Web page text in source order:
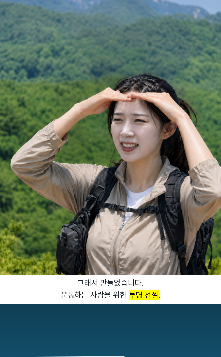
그래서 만들었습니다.
운동하는 사람을 위한 투명 선젤.